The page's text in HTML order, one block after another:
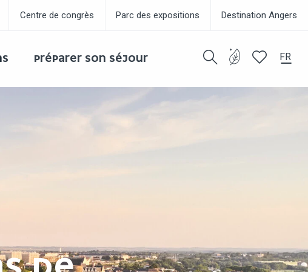
FR
Centre de congrès Parc des expositions Destination Angers
PRÉPARER SON SÉJOUR